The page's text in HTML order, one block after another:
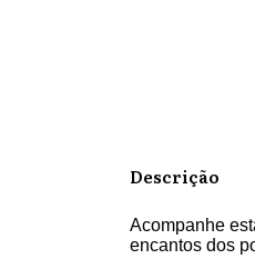
Descrição
Acompanhe
encantos dos